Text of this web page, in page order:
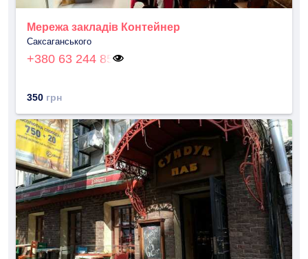
Мережа закладів Контейнер
Саксаганського
+380 63 244 85
350 грн